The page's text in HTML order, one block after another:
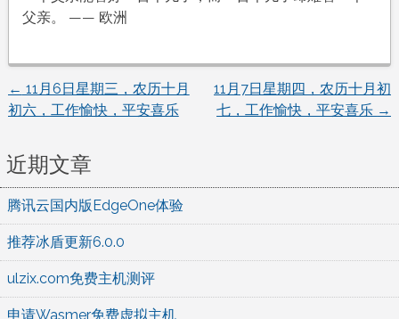
父亲。 —— 欧洲
文
导
航
← 11月6日星期三，农历十月
初六，工作愉快，平安喜乐
11月7日星期四，农历十月初
七，工作愉快，平安喜乐 →
近期文章
腾讯云国内版EdgeOne体验
推荐冰盾更新6.0.0
ulzix.com免费主机测评
申请Wasmer免费虚拟主机